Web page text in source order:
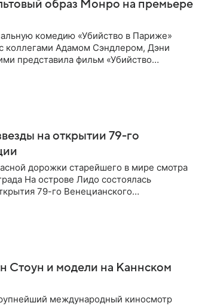
образ Монро на премьере
комедию «Убийство в Париже»
коллегами Адамом Сэндлером, Дэни
представила фильм «Убийство
на открытии 79-го
дорожки старейшего в мире смотра
На острове Лидо состоялась
79-го Венецианского
Стоун и модели на Каннском
международный киносмотр